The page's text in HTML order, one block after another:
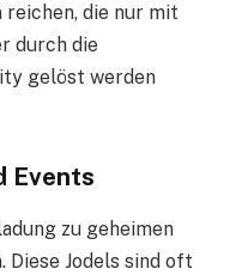
reichen, die nur mit
durch die
gelöst werden
Events
zu geheimen
Jodels sind oft